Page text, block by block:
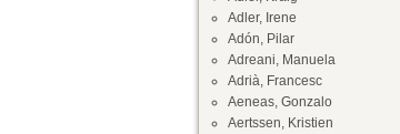
Adler, Irene
Adón, Pilar
Adreani, Manuela
Adrià, Francesc
Aeneas, Gonzalo
Aertssen, Kristien